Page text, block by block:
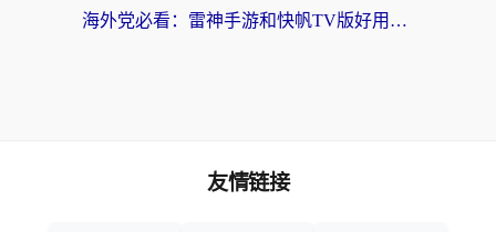
海外党必看：雷神手游和快帆TV版好用吗？3步选对回国加速器不踩坑
友情链接